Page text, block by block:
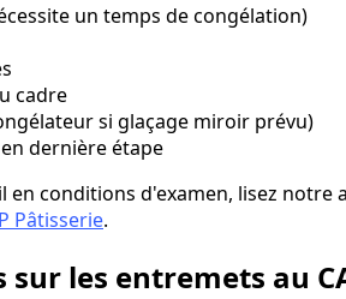
un temps de congélation)
cadre
si glaçage miroir prévu)
dernière étape
en conditions d'examen, lisez notre
Pâtisserie.
les entremets au